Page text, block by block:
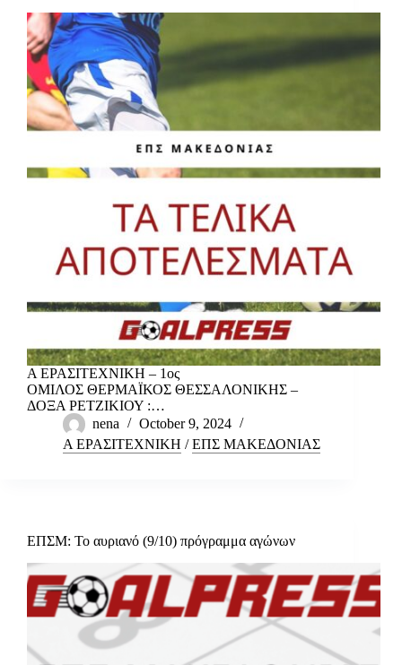
Α ΕΡΑΣΙΤΕΧΝΙΚΗ – 1ος
ΟΜΙΛΟΣ ΘΕΡΜΑΪΚΟΣ ΘΕΣΣΑΛΟΝΙΚΗΣ –
ΔΟΞΑ ΡΕΤΖΙΚΙΟΥ :…
nena
October 9, 2024
Α ΕΡΑΣΙΤΕΧΝΙΚΗ /ΕΠΣ ΜΑΚΕΔΟΝΙΑΣ
ΕΠΣΜ: Το αυριανό (9/10) πρόγραμμα αγώνων